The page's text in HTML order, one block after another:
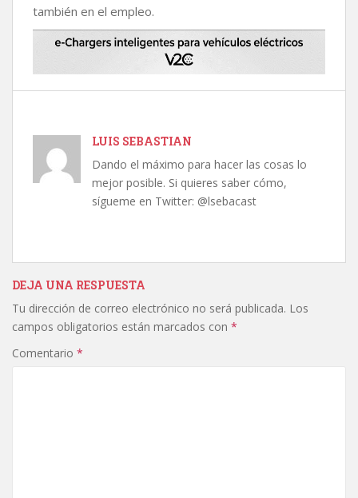
también en el empleo.
LUIS SEBASTIAN
Dando el máximo para hacer las cosas lo
mejor posible. Si quieres saber cómo,
sígueme en Twitter: @lsebacast
DEJA UNA RESPUESTA
Tu dirección de correo electrónico no será publicada. Los
campos obligatorios están marcados con *
Comentario *